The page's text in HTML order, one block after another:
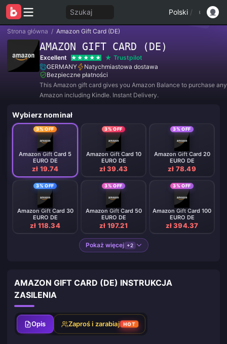
Szukaj Polski /
Strona główna / Amazon Gift Card (DE)
AMAZON GIFT CARD (DE)
Excellent
Trustpilot
GERMANY
Natychmiastowa dostawa
Bezpieczne płatności
This Amazon gift card gives you Amazon Balance to purchase
Amazon including Kindle. Instant Delivery.
Wybierz nominał
3% OFF
Amazon Gift Card 5
EURO DE
zł 19.74
3% OFF
Amazon Gift Card 10
EURO DE
zł 39.43
3% OFF
Amazon Gift Card 20
EURO DE
zł 78.49
3% OFF
Amazon Gift Card 30
EURO DE
zł 118.34
3% OFF
Amazon Gift Card 50
EURO DE
zł 197.21
3% OFF
Amazon Gift Card 100
EURO DE
zł 394.37
Pokaż więcej +2
AMAZON GIFT CARD (DE) INSTRUKCJA
ZASILENIA
Opis Zaproś i zarabiaj HOT